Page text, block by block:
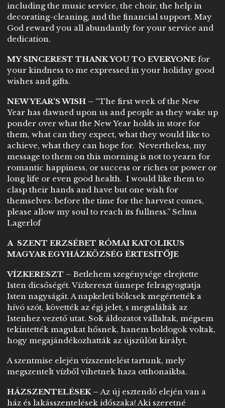
including the music service, the choir, the help in
decorating-cleaning, and the financial support. May
God reward you all abundantly for your service and
dedication.
MY SINCEREST THANK YOU TO EVERYONE for
your kindness to me expressed in your holiday good
wishes and gifts.
NEW YEAR’S WISH – “The first week of the New
Year has dawned upon us and people as they wake up
ponder over what the New Year holds in store for
them, what can they expect, what they would like to
achieve, what they can hope for. Nevertheless, my
message to them on this morning is not to yearn for
romantic happiness, or success or riches or power or
long life or even good health. I would like them to
clasp their hands and have but one wish for
themselves: before the time for the harvest comes,
please allow my soul to reach its fullness.” Selma
Lagerlof
A SZENT ERZSÉBET RÓMAI KATOLIKUS
MAGYAR EGYHÁZKÖZSÉG ÉRTESÍTŐJE
VÍZKERESZT – Betlehem szegénysége elrejtette
Isten dicsőségét. Vízkereszt ünnepe felragyogtatja
Isten nagyságát. A napkeleti bölcsek megértették a
hívó szót, követték az égi jelet, s megtalálták az
Istenhez vezető utat. Sok áldozatot vállaltak, mégsem
tekintették magukat hősnek, hanem boldogok voltak,
hogy megajándékozhatták az újszülött királyt.
A szentmise elején vízszentelést tartunk, mely
megszentelt vízből vihetnek haza otthonaikba.
HÁZSZENTELÉSEK – Az új esztendő elején van a
ház és lakásszentelések időszaka! Aki szeretné